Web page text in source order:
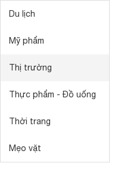
Du lịch
Mỹ phẩm
Thị trường
Thực phẩm - Đồ uống
Thời trang
Mẹo vặt